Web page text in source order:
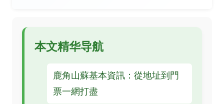
本文精华导航
鹿角山蘇基本資訊：從地址到門
票一網打盡